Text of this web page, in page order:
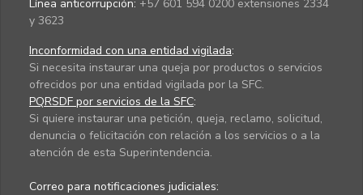
Línea anticorrupción: +57 601 594 0200 extensiones 2334
y 3623
Inconformidad con una entidad vigilada:
Si necesita instaurar una queja por productos o servicios
ofrecidos por una entidad vigilada por la SFC.
PQRSDF por servicios de la SFC:
Si quiere instaurar una petición, queja, reclamo, solicitud,
denuncia o felicitación con relación a los servicios o a la
atención de esta Superintendencia.
Correo para notificaciones judiciales: